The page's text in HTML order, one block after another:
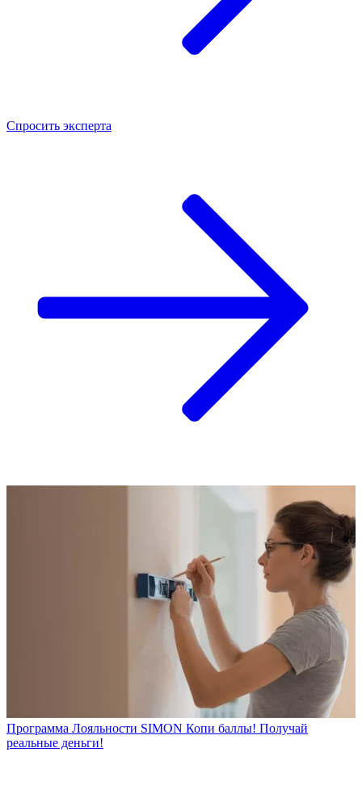
Спросить эксперта
Программа Лояльности SIMON Копи баллы! Получай
реальные деньги!